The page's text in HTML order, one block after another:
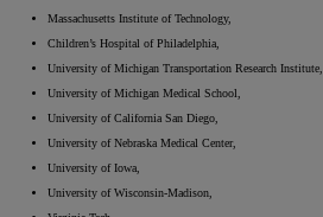
Massachusetts Institute of Technology,
Children’s Hospital of Philadelphia,
University of Michigan Transportation Research Institute,
University of Michigan Medical School,
University of California San Diego,
University of Nebraska Medical Center,
University of Iowa,
University of Wisconsin-Madison,